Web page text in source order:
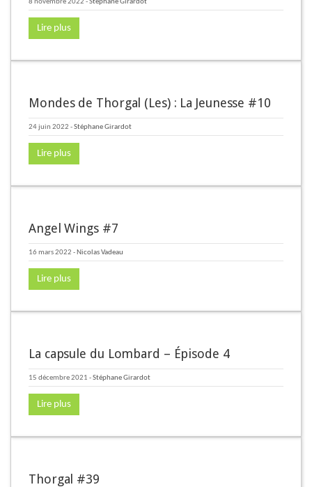
8 novembre 2022 -Stéphane Girardot
Lire plus
Mondes de Thorgal (Les) : La Jeunesse #10
24 juin 2022 -Stéphane Girardot
Lire plus
Angel Wings #7
16 mars 2022 - Nicolas Vadeau
Lire plus
La capsule du Lombard – Épisode 4
15 décembre 2021 -Stéphane Girardot
Lire plus
Thorgal #39